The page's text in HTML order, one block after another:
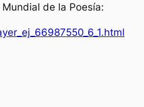
de la Poesía: